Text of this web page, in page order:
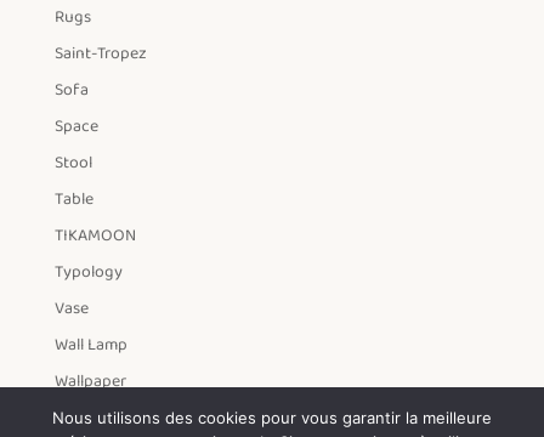
Rugs
Saint-Tropez
Sofa
Space
Stool
Table
TIKAMOON
Typology
Vase
Wall Lamp
Wallpaper
Year
Nous utilisons des cookies pour vous garantir la meilleure